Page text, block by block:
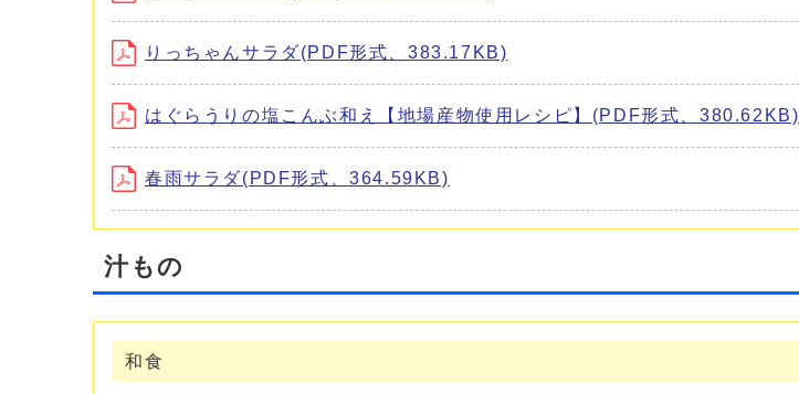
りっちゃんサラダ(PDF形式、383.17KB)
はぐらうりの塩こんぶ和え【地場産物使用レシピ】(PDF形式、380.62KB)
春雨サラダ(PDF形式、364.59KB)
汁もの
和食